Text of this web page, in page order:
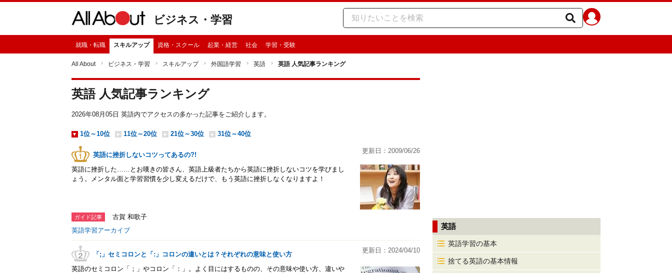
ビジネス・学習
就職・転職 スキルアップ 資格・スクール 起業・経営 社会 学習・受験
All About ビジネス・学習 スキルアップ 外国語学習 英語 英語 人気記事ランキング
英語 人気記事ランキング
2026年08月05日 英語内でアクセスの多かった記事をご紹介します。
1位～10位 11位～20位 21位～30位 31位～40位
英語に挫折しないコツってあるの?!
更新日：2009/06/26
英語に挫折した……とお嘆きの皆さん、英語上級者たちから英語に挫折しないコツを学びまし
ょう。メンタル面と学習習慣を少し変えるだけで、もう英語に挫折しなくなりますよ！
ガイド記事
古賀 和歌子
英語学習アーカイブ
「;」セミコロンと「:」コロンの違いとは？それぞれの意味と使い方
更新日：2024/04/10
英語のセミコロン「；」やコロン「：」。よく目にはするものの、その意味や使い方、違いや
英語
英語学習の基本
捨てる英語の基本情報